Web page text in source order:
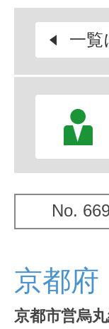
一覧
No.
京都
京都市営烏